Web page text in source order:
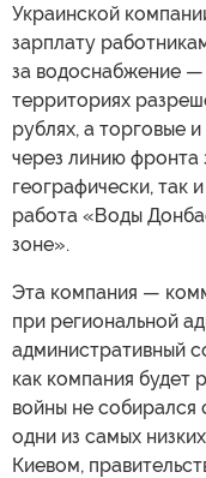
Украинской
зарплату
за водоснабжение —
территориях
рублях, а торговые
через линию фронта
географически, так
работа «Воды
зоне».
Эта компания —
при региональной
административный
как компания будет
войны не собирался
одни из самых
Киевом,